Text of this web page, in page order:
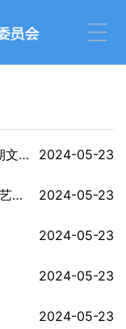
2023年重庆市大中专学生志愿者暑期文化科技卫生“三下乡”社会实践活动 2024-05-23
第33界重庆市大学生“校园之春”文化艺术体育活动 2024-05-23
2024-05-23
2024-05-23
2024-05-23